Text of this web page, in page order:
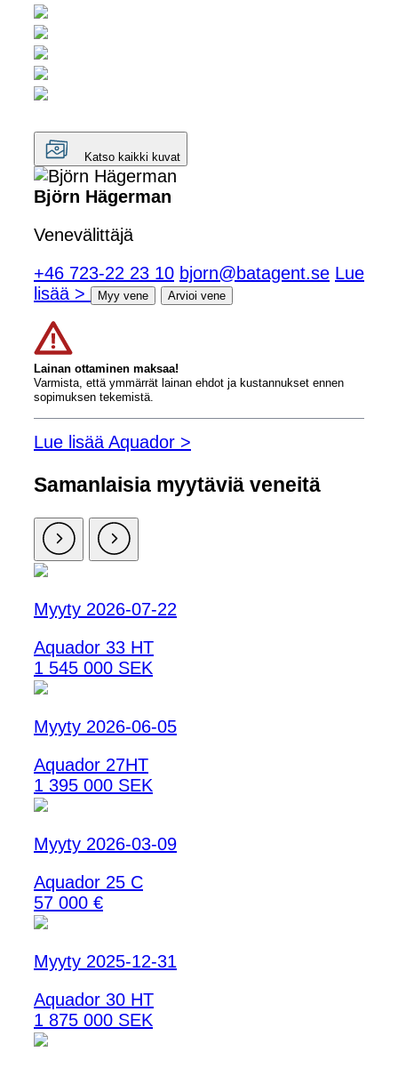
Katso kaikki kuvat
Björn Hägerman
Venevälittäjä
+46 723-22 23 10 bjorn@batagent.se Lue
lisää >
Myy vene Arvioi vene
Lainan ottaminen maksaa!
Varmista, että ymmärrät lainan ehdot ja kustannukset ennen
sopimuksen tekemistä.
Lue lisää Aquador >
Samanlaisia ​​myytäviä veneitä
Myyty 2026-07-22
Aquador 33 HT
1 545 000 SEK
Myyty 2026-06-05
Aquador 27HT
1 395 000 SEK
Myyty 2026-03-09
Aquador 25 C
57 000 €
Myyty 2025-12-31
Aquador 30 HT
1 875 000 SEK